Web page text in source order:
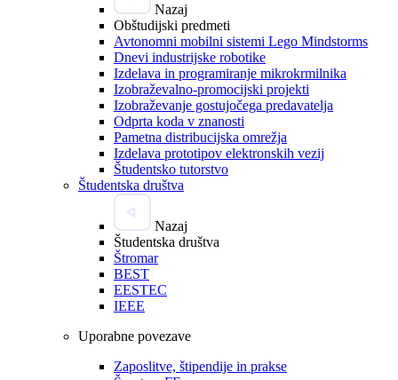
Nazaj
Obštudijski predmeti
Avtonomni mobilni sistemi Lego Mindstorms
Dnevi industrijske robotike
Izdelava in programiranje mikrokrmilnika
Izobraževalno-promocijski projekti
Izobraževanje gostujočega predavatelja
Odprta koda v znanosti
Pametna distribucijska omrežja
Izdelava prototipov elektronskih vezij
Študentsko tutorstvo
Študentska društva
Nazaj
Študentska društva
Štromar
BEST
EESTEC
IEEE
Uporabne povezave
Zaposlitve, štipendije in prakse